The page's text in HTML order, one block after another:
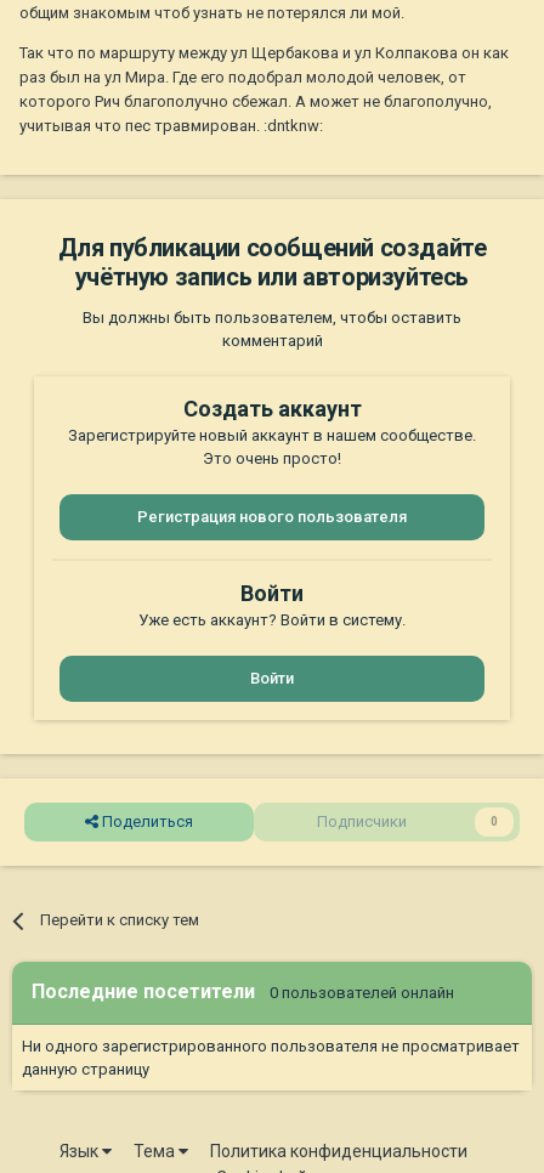
общим знакомым чтоб узнать не потерялся ли мой.
Так что по маршруту между ул Щербакова и ул Колпакова он как
раз был на ул Мира. Где его подобрал молодой человек, от
которого Рич благополучно сбежал. А может не благополучно,
учитывая что пес травмирован. :dntknw:
Для публикации сообщений создайте
учётную запись или авторизуйтесь
Вы должны быть пользователем, чтобы оставить
комментарий
Создать аккаунт
Зарегистрируйте новый аккаунт в нашем сообществе.
Это очень просто!
Регистрация нового пользователя
Войти
Уже есть аккаунт? Войти в систему.
Войти
Поделиться Подписчики 0
Перейти к списку тем
Последние посетители 0 пользователей онлайн
Ни одного зарегистрированного пользователя не просматривает
данную страницу
Язык Тема
Политика конфиденциальности